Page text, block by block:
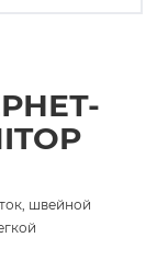
швейной